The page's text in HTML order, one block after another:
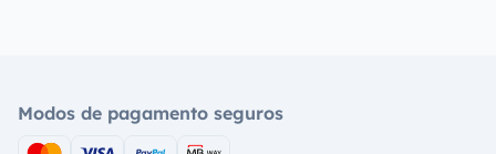
Modos de pagamento seguros